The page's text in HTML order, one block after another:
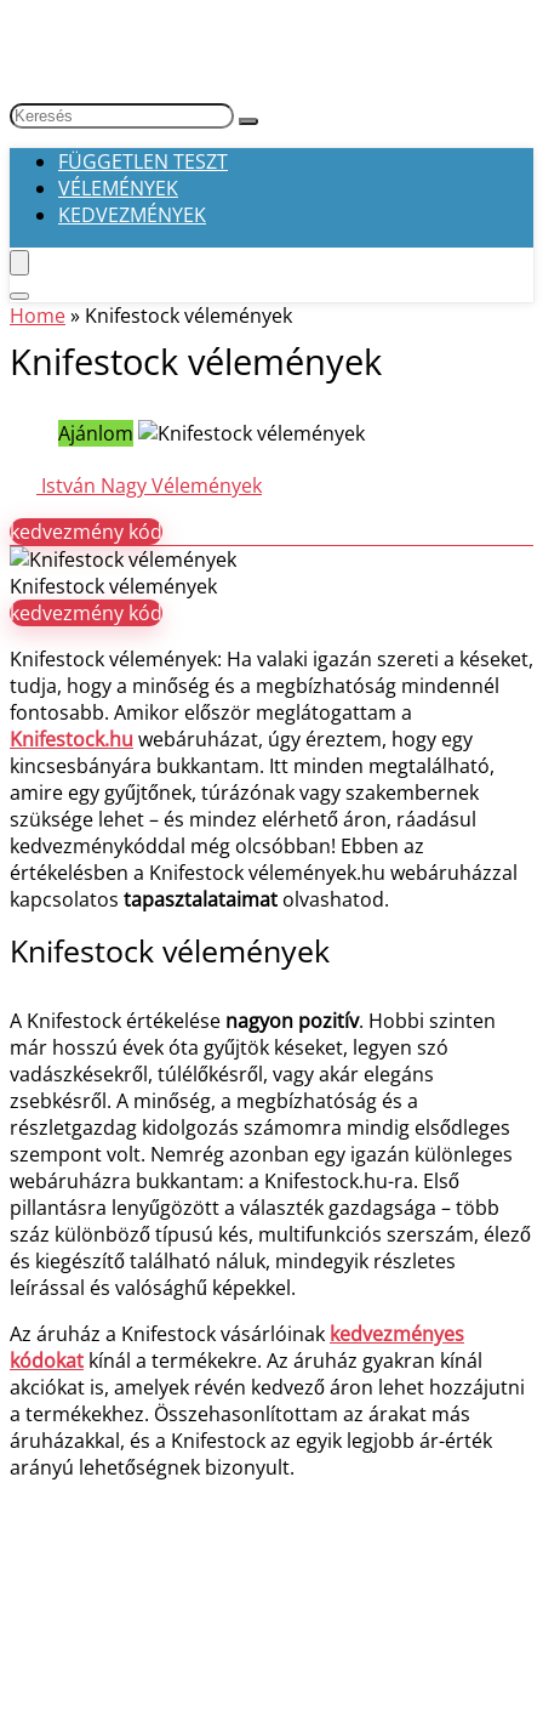
FÜGGETLEN TESZT
VÉLEMÉNYEK
KEDVEZMÉNYEK
Home» Knifestock vélemények
Knifestock vélemények
Ajánlom
István NagyVélemények
kedvezmény kód
Knifestock vélemények
kedvezmény kód
Knifestock vélemények: Ha valaki igazán szereti a késeket,
tudja, hogy a minőség és a megbízhatóság mindennél
fontosabb. Amikor először meglátogattam a
Knifestock.hu webáruházat, úgy éreztem, hogy egy
kincsesbányára bukkantam. Itt minden megtalálható,
amire egy gyűjtőnek, túrázónak vagy szakembernek
szüksége lehet – és mindez elérhető áron, ráadásul
kedvezménykóddal még olcsóbban! Ebben az
értékelésben a Knifestock vélemények.hu webáruházzal
kapcsolatos tapasztalataimat olvashatod.
Knifestock vélemények
A Knifestock értékelése nagyon pozitív. Hobbi szinten
már hosszú évek óta gyűjtök késeket, legyen szó
vadászkésekről, túlélőkésről, vagy akár elegáns
zsebkésről. A minőség, a megbízhatóság és a
részletgazdag kidolgozás számomra mindig elsődleges
szempont volt. Nemrég azonban egy igazán különleges
webáruházra bukkantam: a Knifestock.hu-ra. Első
pillantásra lenyűgözött a választék gazdagsága – több
száz különböző típusú kés, multifunkciós szerszám, élező
és kiegészítő található náluk, mindegyik részletes
leírással és valósághű képekkel.
Az áruház a Knifestock vásárlóinak kedvezményes
kódokat kínál a termékekre. Az áruház gyakran kínál
akciókat is, amelyek révén kedvező áron lehet hozzájutni
a termékekhez. Összehasonlítottam az árakat más
áruházakkal, és a Knifestock az egyik legjobb ár-érték
arányú lehetőségnek bizonyult.